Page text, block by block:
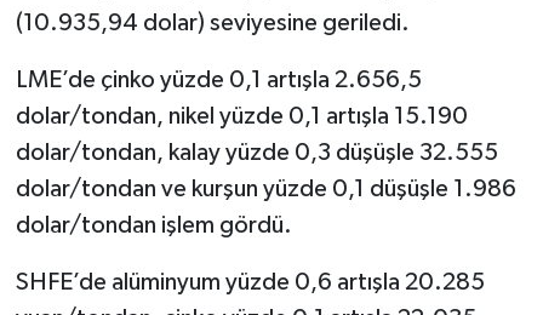
(10.935,94 dolar) seviyesine geriledi.
LME’de çinko yüzde 0,1 artışla 2.656,5
dolar/tondan, nikel yüzde 0,1 artışla 15.190
dolar/tondan, kalay yüzde 0,3 düşüşle 32.555
dolar/tondan ve kurşun yüzde 0,1 düşüşle 1.986
dolar/tondan işlem gördü.
SHFE’de alüminyum yüzde 0,6 artışla 20.285